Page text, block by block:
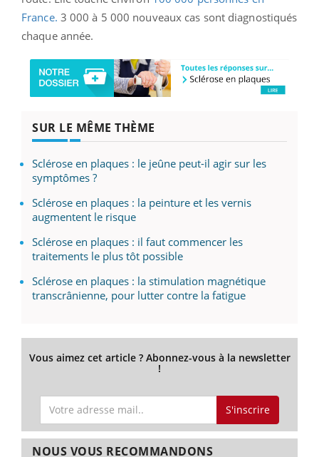
France. 3 000 à 5 000 nouveaux cas sont diagnostiqués
chaque année.
SUR LE MÊME THÈME
Sclérose en plaques : le jeûne peut-il agir sur les
symptômes ?
Sclérose en plaques : la peinture et les vernis
augmentent le risque
Sclérose en plaques : il faut commencer les
traitements le plus tôt possible
Sclérose en plaques : la stimulation magnétique
transcrânienne, pour lutter contre la fatigue
Vous aimez cet article ? Abonnez-vous à la newsletter
!
S'inscrire
NOUS VOUS RECOMMANDONS